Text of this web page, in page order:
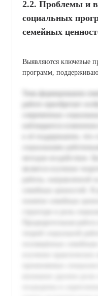
2.2. Проблемы и
социальных
семейных
Выявляются ключевые
программ,